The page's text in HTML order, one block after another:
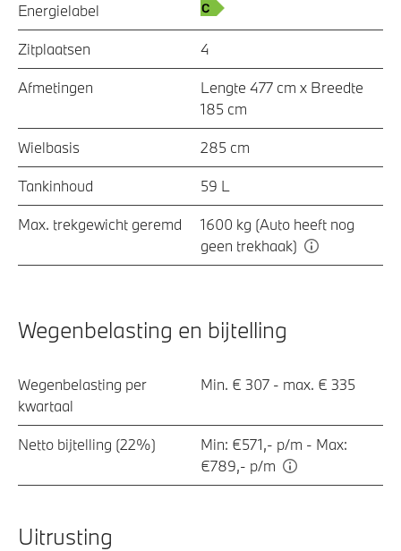
Energielabel
Zitplaatsen 4
Afmetingen
Lengte 477 cm x Breedte
185 cm
Wielbasis 285 cm
Tankinhoud 59 L
Max. trekgewicht geremd
1600 kg (Auto heeft nog
geen trekhaak)
Wegenbelasting en bijtelling
Wegenbelasting per
kwartaal
Min. € 307 - max. € 335
Netto bijtelling (22%)
Min: €571,- p/m - Max:
€789,- p/m
Uitrusting